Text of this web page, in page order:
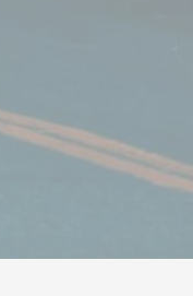
la conformité avec